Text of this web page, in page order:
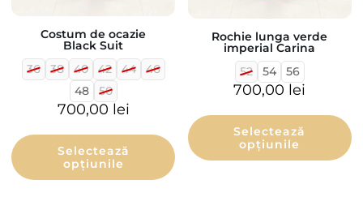
Costum de ocazie
Black Suit
36
38 40 42 44
46
48
50
700,00 lei
Selectează
opțiunile
Rochie lunga verde
imperial Carina
52
54 56
700,00 lei
Selectează
opțiunile